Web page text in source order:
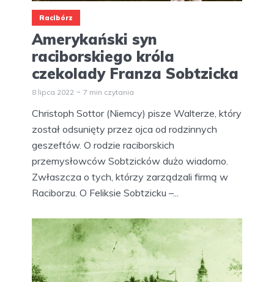
Racibórz
Amerykański syn
raciborskiego króla
czekolady Franza Sobtzicka
8 lipca 2022 7 min czytania
Christoph Sottor (Niemcy) pisze Walterze, który
został odsunięty przez ojca od rodzinnych
geszeftów. O rodzie raciborskich
przemysłowców Sobtzicków dużo wiadomo.
Zwłaszcza o tych, którzy zarządzali firmą w
Raciborzu. O Feliksie Sobtzicku –...